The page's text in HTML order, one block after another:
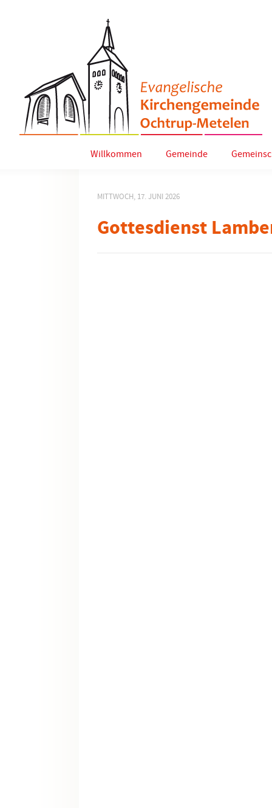
Willkommen Gemeinde
MITTWOCH, 17. JUNI 2026
Gottesdienst